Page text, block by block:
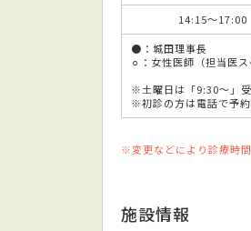
14:15～17:00
●：城田理事長
⚪︎：女性医師（担当医
※土曜日は「9:30～」受
※初診の方は電話で予約
※変更などにより診療時
施設情報